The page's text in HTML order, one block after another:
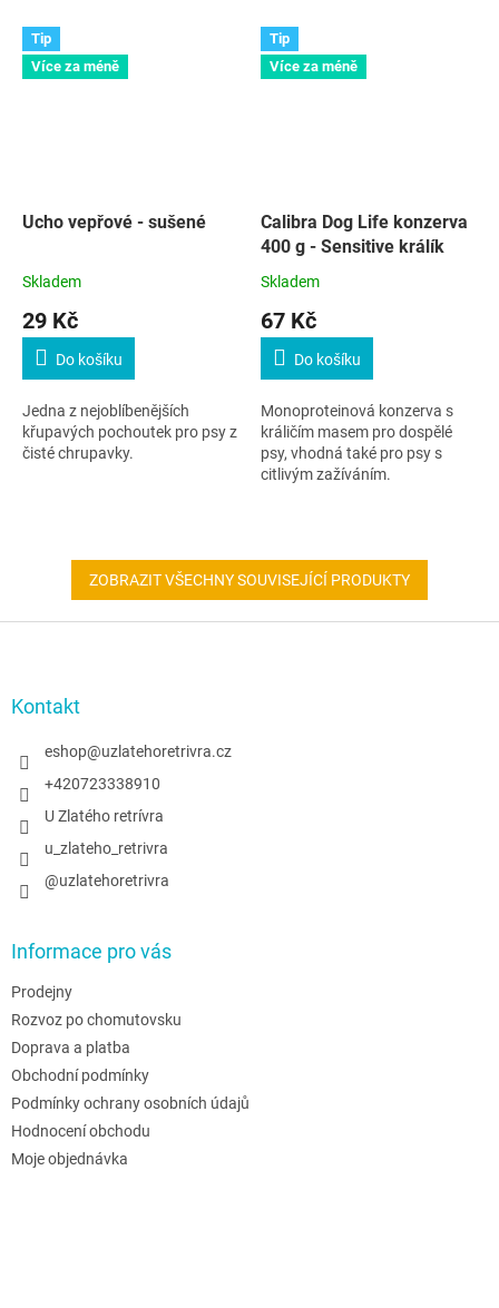
Tip
Více za méně
Ucho vepřové - sušené
Skladem
29 Kč
Do košíku
Jedna z nejoblíbenějších
křupavých pochoutek pro psy z
čisté chrupavky.
Tip
Více za méně
Calibra Dog Life konzerva
400 g - Sensitive králík
Skladem
67 Kč
Do košíku
Monoproteinová konzerva s
králičím masem pro dospělé
psy, vhodná také pro psy s
citlivým zažíváním.
ZOBRAZIT VŠECHNY SOUVISEJÍCÍ PRODUKTY
Kontakt
eshop@uzlatehoretrivra.cz
+420723338910
U Zlatého retrívra
u_zlateho_retrivra
@uzlatehoretrivra
Informace pro vás
Prodejny
Rozvoz po chomutovsku
Doprava a platba
Obchodní podmínky
Podmínky ochrany osobních údajů
Hodnocení obchodu
Moje objednávka